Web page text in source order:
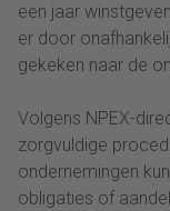
een jaar
er door
gekeken naar de
Volgens NPEX-
zorgvuldige
ondernemingen
obligaties of